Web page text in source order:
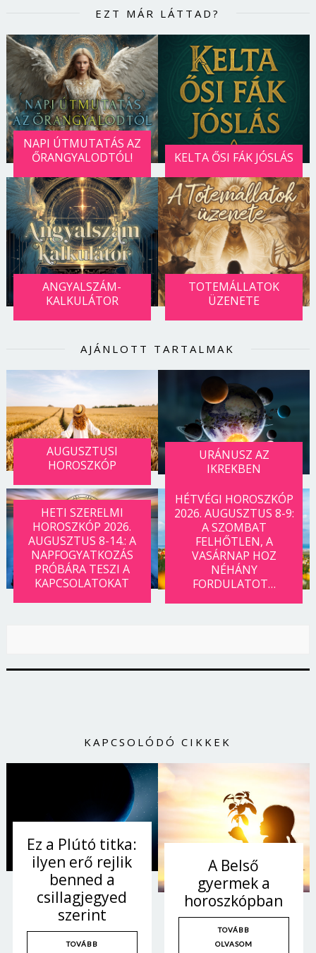
EZT MÁR LÁTTAD?
NAPI ÚTMUTATÁS AZ
ŐRANGYALODTÓL!
KELTA ŐSI FÁK JÓSLÁS
ANGYALSZÁM-
KALKULÁTOR
TOTEMÁLLATOK
ÜZENETE
AJÁNLOTT TARTALMAK
AUGUSZTUSI
HOROSZKÓP
URÁNUSZ AZ
IKREKBEN
HETI SZERELMI
HOROSZKÓP 2026.
AUGUSZTUS 8-14.: A
NAPFOGYATKOZÁS
PRÓBÁRA TESZI A
KAPCSOLATOKAT
HÉTVÉGI HOROSZKÓP
2026. AUGUSZTUS 8-9:
A SZOMBAT
FELHŐTLEN, A
VASÁRNAP HOZ
NÉHÁNY
FORDULATOT…
KAPCSOLÓDÓ CIKKEK
Ez a Plútó titka:
ilyen erő rejlik
benned a
csillagjegyed
szerint
TOVÁBB
A Belső
gyermek a
horoszkópban
TOVÁBB
OLVASOM
Mégse Bejelentkezés